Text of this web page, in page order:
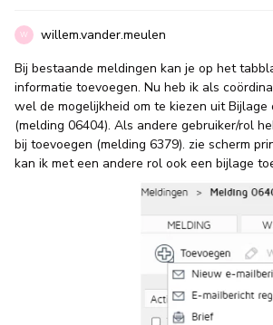
W
willem.vander.meulen
Bij bestaande meldingen kan je op het
informatie toevoegen. Nu heb ik als
wel de mogelijkheid om te kiezen uit Bijlage
(melding 06404). Als andere gebruiker/rol
bij toevoegen (melding 6379). zie scherm
kan ik met een andere rol ook een bijlage